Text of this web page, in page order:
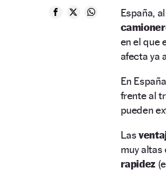
España,
en el que
afecta ya
En
frente al
pueden
Las
muy altas
rapidez